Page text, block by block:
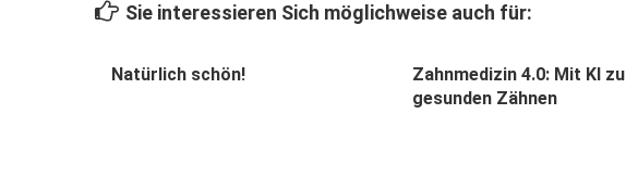
Sie interessieren Sich möglichweise auch für:
Natürlich schön!
Zahnmedizin 4.0: Mit KI zu
gesunden Zähnen